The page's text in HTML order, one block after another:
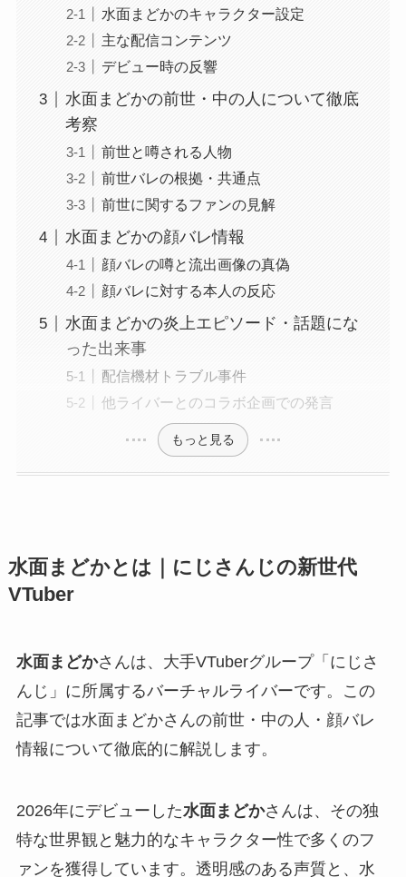
水面まどかのキャラクター設定
主な配信コンテンツ
デビュー時の反響
水面まどかの前世・中の人について徹底
考察
前世と噂される人物
前世バレの根拠・共通点
前世に関するファンの見解
水面まどかの顔バレ情報
顔バレの噂と流出画像の真偽
顔バレに対する本人の反応
水面まどかの炎上エピソード・話題にな
った出来事
配信機材トラブル事件
他ライバーとのコラボ企画での発言
もっと見る
水面まどかとは｜にじさんじの新世代
VTuber
水面まどかさんは、大手VTuberグループ「にじさ
んじ」に所属するバーチャルライバーです。この
記事では水面まどかさんの前世・中の人・顔バレ
情報について徹底的に解説します。
2026年にデビューした水面まどかさんは、その独
特な世界観と魅力的なキャラクター性で多くのフ
ァンを獲得しています。透明感のある声質と、水